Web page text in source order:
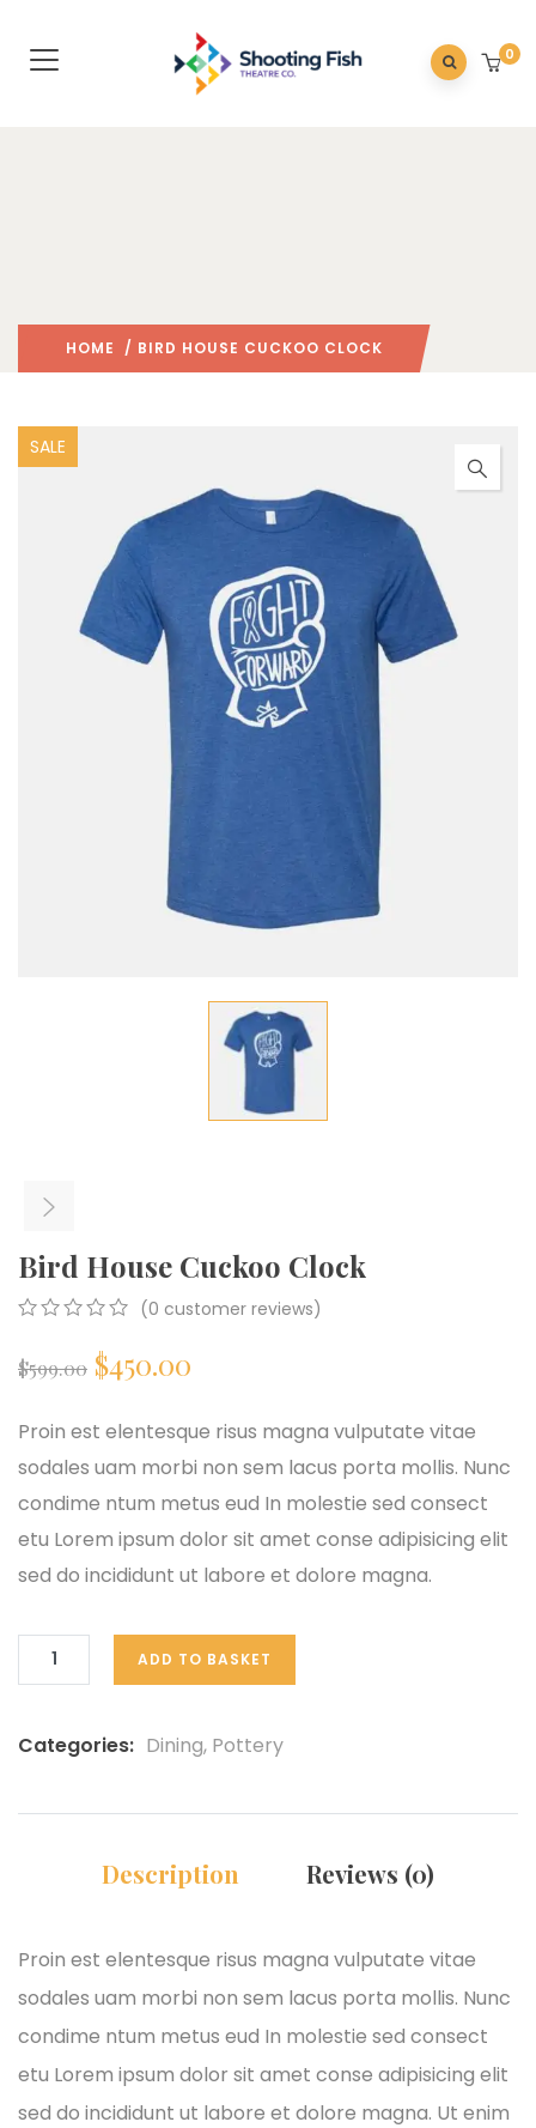
0
HOME / BIRD HOUSE CUCKOO CLOCK
SALE
Bird House Cuckoo Clock
out
of
customer
ratings
(0 customer reviews)
$599.00 $450.00
Proin est elentesque risus magna vulputate vitae
sodales uam morbi non sem lacus porta mollis. Nunc
condime ntum metus eud In molestie sed consect
etu Lorem ipsum dolor sit amet conse adipisicing elit
sed do incididunt ut labore et dolore magna.
ADD TO BASKET
Categories: Dining, Pottery
Description Reviews (0)
Proin est elentesque risus magna vulputate vitae
sodales uam morbi non sem lacus porta mollis. Nunc
condime ntum metus eud In molestie sed consect
etu Lorem ipsum dolor sit amet conse adipisicing elit
sed do incididunt ut labore et dolore magna. Ut enim